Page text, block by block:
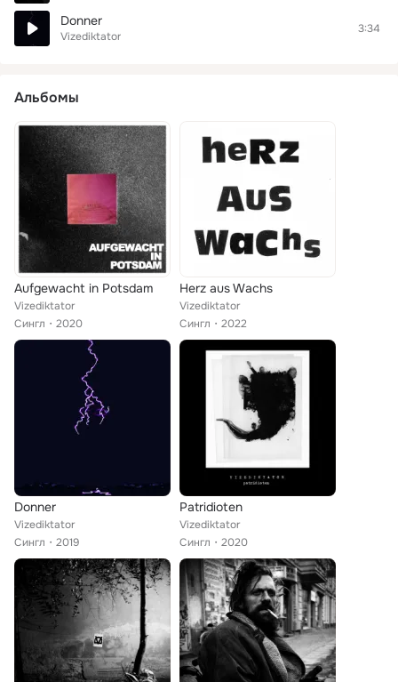
Donner
Vizediktator
3:34
Альбомы
Aufgewacht in Potsdam
Vizediktator
Сингл
2020
Herz aus Wachs
Vizediktator
Сингл
2022
Donner
Vizediktator
Сингл
2019
Patridioten
Vizediktator
Сингл
2020